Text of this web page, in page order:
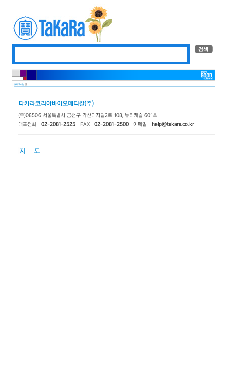
(우)08506 서울특별시 금천구 가산디지털2로 108, 뉴티캐슬 601호
대표전화 : 02-2081-2525 | FAX : 02-2081-2500 | 이메일 : help@takara.co.kr